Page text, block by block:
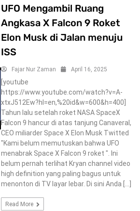
UFO Mengambil Ruang
Angkasa X Falcon 9 Roket
Elon Musk di Jalan menuju
ISS
Fajar Nur Zaman April 16, 2025
[youtube
https://www.youtube.com/watch?v=A-
xtxJ512Ew?hl=en,%20id&w=600&h=400]
Tahun lalu setelah roket NASA SpaceX
Falcon 9 hancur di atas tanjung Canaveral,
CEO miliarder Space X Elon Musk Twitted
"Kami belum memutuskan bahwa UFO
menabrak Space X Falcon 9 roket ". Ini
belum pernah terlihat Kryan channel video
high definition yang paling bagus untuk
menonton di TV layar lebar. Di sini Anda […]
Read More